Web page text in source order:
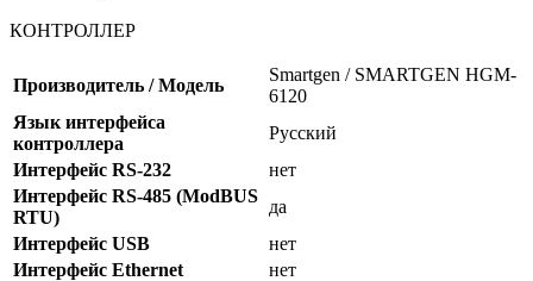
КОНТРОЛЛЕР
Производитель / Модель
Smartgen / SMARTGEN HGM-
6120
Язык интерфейса
контроллера
Русский
Интерфейс RS-232
нет
Интерфейс RS-485 (ModBUS
RTU)
да
Интерфейс USB
нет
Интерфейс Ethernet
нет